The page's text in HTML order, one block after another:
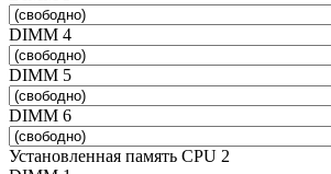
DIMM 4
DIMM 5
DIMM 6
Установленная память CPU 2